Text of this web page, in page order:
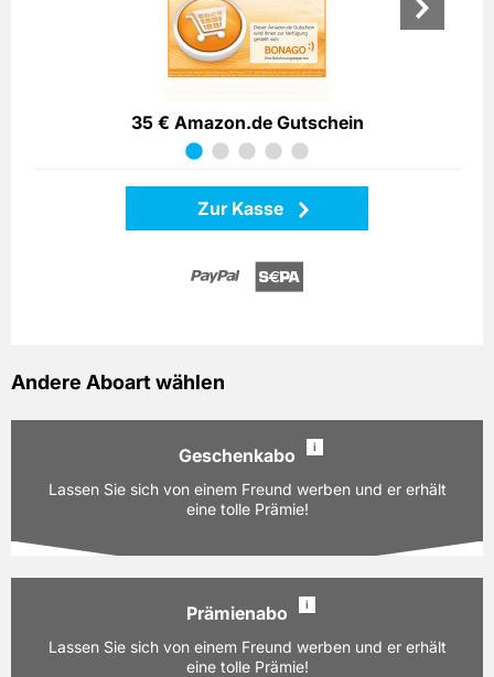
35 € Amazon.de Gutschein
Zur Kasse
Andere Aboart wählen
Geschenkabo i
Lassen Sie sich von einem Freund werben und er erhält
eine tolle Prämie!
Ausgaben:
26 Hefte für je z.Zt. 3,80 EUR
12 Monate
Prämienabo i
Lassen Sie sich von einem Freund werben und er erhält
eine tolle Prämie!